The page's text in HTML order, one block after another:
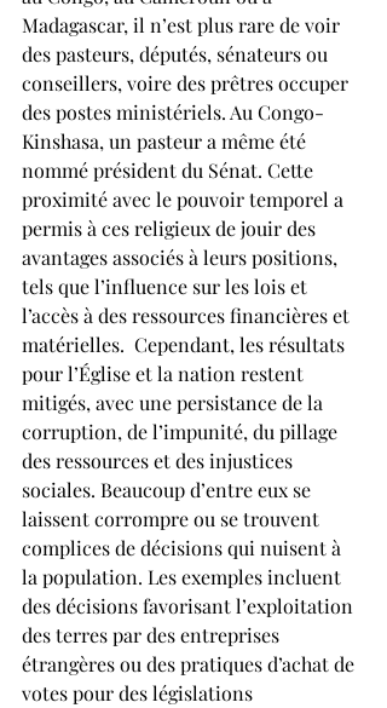
Madagascar, il n’est plus rare de voir
des pasteurs, députés, sénateurs ou
conseillers, voire des prêtres occuper
des postes ministériels. Au Congo-
Kinshasa, un pasteur a même été
nommé président du Sénat. Cette
proximité avec le pouvoir temporel a
permis à ces religieux de jouir des
avantages associés à leurs positions,
tels que l’influence sur les lois et
l’accès à des ressources financières et
matérielles.  Cependant, les résultats
pour l’Église et la nation restent
mitigés, avec une persistance de la
corruption, de l’impunité, du pillage
des ressources et des injustices
sociales. Beaucoup d’entre eux se
laissent corrompre ou se trouvent
complices de décisions qui nuisent à
la population. Les exemples incluent
des décisions favorisant l’exploitation
des terres par des entreprises
étrangères ou des pratiques d’achat de
votes pour des législations